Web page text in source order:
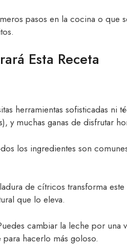
pasos en la cocina o que
Esta Receta
herramientas sofisticadas ni
y muchas ganas de disfrutar
los ingredientes son
de cítricos transforma
que lo eleva.
cambiar la leche por una
hacerlo más goloso.